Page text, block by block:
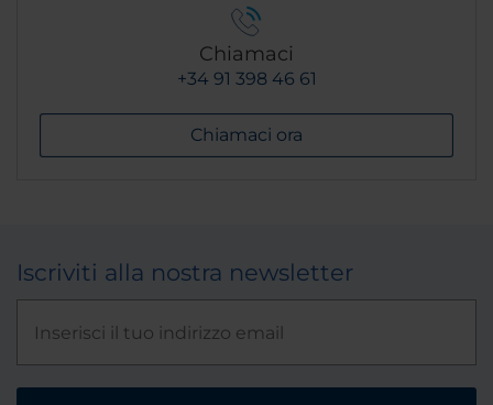
Chiamaci
+34 91 398 46 61
Chiamaci ora
Iscriviti alla nostra newsletter